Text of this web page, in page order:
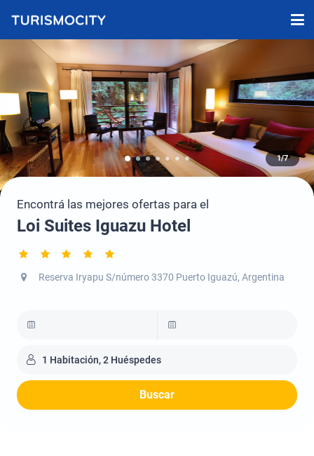
1/7
Encontrá las mejores ofertas para el
Loi Suites Iguazu Hotel
Reserva Iryapu S/número 3370 Puerto Iguazú, Argentina
1 Habitación, 2 Huéspedes
Buscar